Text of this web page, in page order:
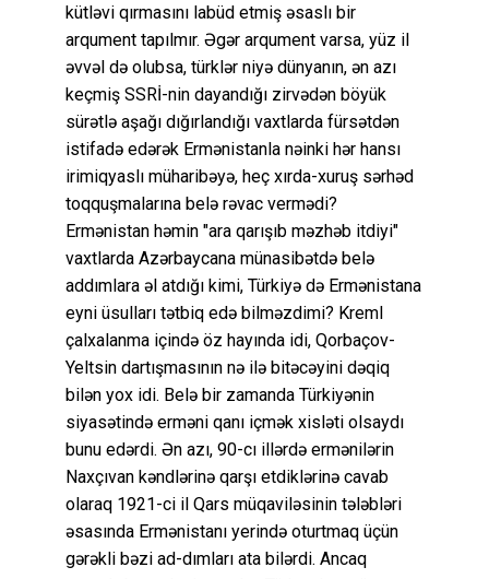
kütləvi qırmasını labüd etmiş əsaslı bir
arqument tapılmır. Əgər arqument varsa, yüz il
əvvəl də olubsa, türklər niyə dünyanın, ən azı
keçmiş SSRİ-nin dayandığı zirvədən böyük
sürətlə aşağı dığırlandığı vaxtlarda fürsətdən
istifadə edərək Ermənistanla nəinki hər hansı
irimiqyaslı müharibəyə, heç xırda-xuruş sərhəd
toqquşmalarına belə rəvac vermədi?
Ermənistan həmin "ara qarışıb məzhəb itdiyi"
vaxtlarda Azərbaycana münasibətdə belə
addımlara əl atdığı kimi, Türkiyə də Ermənistana
eyni üsulları tətbiq edə bilməzdimi? Kreml
çalxalanma içində öz hayında idi, Qorbaçov-
Yeltsin dartışmasının nə ilə bitəcəyini dəqiq
bilən yox idi. Belə bir zamanda Türkiyənin
siyasətində erməni qanı içmək xisləti olsaydı
bunu edərdi. Ən azı, 90-cı illərdə ermənilərin
Naxçıvan kəndlərinə qarşı etdiklərinə cavab
olaraq 1921-ci il Qars müqaviləsinin tələbləri
əsasında Ermənistanı yerində oturtmaq üçün
gərəkli bəzi ad-dımları ata bilərdi. Ancaq